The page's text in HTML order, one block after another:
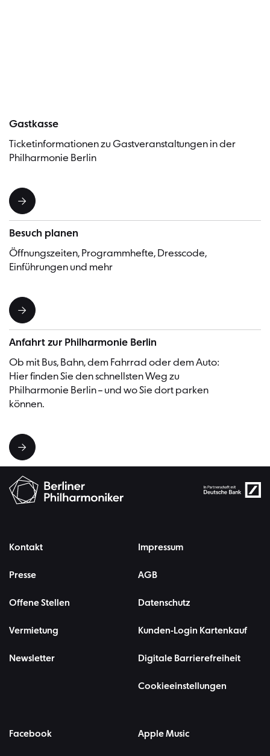
Gastkasse
Ticketinformationen zu Gastveranstaltungen in der
Philharmonie Berlin
Besuch planen
Öffnungszeiten, Programmhefte, Dresscode,
Einführungen und mehr
Anfahrt zur Philharmonie Berlin
Ob mit Bus, Bahn, dem Fahrrad oder dem Auto:
Hier finden Sie den schnellsten Weg zu
Philharmonie Berlin – und wo Sie dort parken
können.
Kontakt
Presse
Offene Stellen
Vermietung
Newsletter
Impressum
AGB
Datenschutz
Kunden-Login Kartenkauf
Digitale Barrierefreiheit
Cookieeinstellungen
Facebook Apple Music